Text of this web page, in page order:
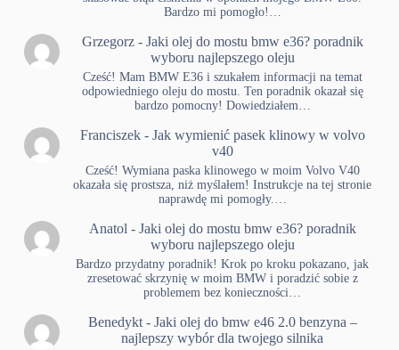
Bardzo mi pomogło!…
Grzegorz- Jaki olej do mostu bmw e36? poradnik
wyboru najlepszego oleju
Cześć! Mam BMW E36 i szukałem informacji na temat
odpowiedniego oleju do mostu. Ten poradnik okazał się
bardzo pomocny! Dowiedziałem…
Franciszek- Jak wymienić pasek klinowy w volvo
v40
Cześć! Wymiana paska klinowego w moim Volvo V40
okazała się prostsza, niż myślałem! Instrukcje na tej stronie
naprawdę mi pomogły.…
Anatol - Jaki olej do mostu bmw e36? poradnik
wyboru najlepszego oleju
Bardzo przydatny poradnik! Krok po kroku pokazano, jak
zresetować skrzynię w moim BMW i poradzić sobie z
problemem bez konieczności…
Benedykt- Jaki olej do bmw e46 2.0 benzyna –
najlepszy wybór dla twojego silnika